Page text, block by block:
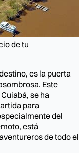
de tu
es la puerta
Este
se ha
para
del
está
de todo el